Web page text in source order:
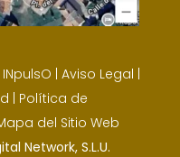
| Aviso Legal |
| Política de
del Sitio Web
Network, S.L.U.